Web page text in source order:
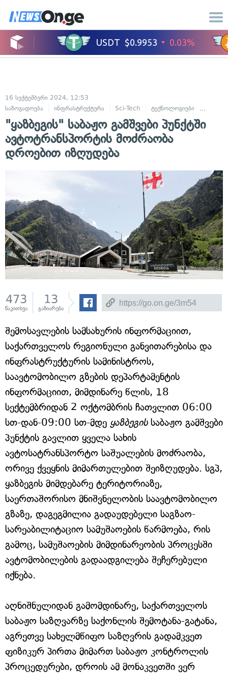
16 სექტემბერი 2024, 12:53
საზოგადოება
ინფრასტრუქტურა Sci-Tech ტექნოლოგიები
"ყაზბეგის" საბაჟო გამშვები პუნქტში
ავტოტრანსპორტის მოძრაობა
დროებით იზღუდება
473
წაკითხვა
13
გაზიარება
შემოსავლების სამსახურის ინფორმაციით,
საქართველოს რეგიონული განვითარებისა და
ინფრასტრუქტურის სამინისტროს,
საავტომობილო გზების დეპარტამენტის
ინფორმაციით, მიმდინარე წლის, 18
სექტემბრიდან 2 ოქტომბრის ჩათვლით 06:00
სთ-დან-09:00 სთ-მდე ყაზბეგისსაბაჟო გამშვები
პუნქტის გავლით ყველა სახის
ავტოსატრანსპორტო საშუალების მოძრაობა,
ორივე ქვეყნის მიმართულებით შეიზღუდება. სგპ,
ყაზბეგის მიმდებარე ტერიტორიაზე,
საერთაშორისო მნიშვნელობის საავტომობილო
გზაზე, დაგეგმილია გადაუდებელი საგზაო-
სარეაბილიტაციო სამუშაოების წარმოება, რის
გამოც, სამუშაოების მიმდინარეობის პროცესში
ავტომობილების გადაადგილება შეჩერებული
იქნება.
აღნიშნულიდან გამომდინარე, საქართველოს
საბაჟო საზღვარზე საქონლის შემოტანა-გატანა,
აგრეთვე სახელმწიფო საზღვრის გადამკვეთ
ფიზიკურ პირთა მიმართ საბაჟო კონტროლის
პროცედურები, დროის ამ მონაკვეთში ვერ